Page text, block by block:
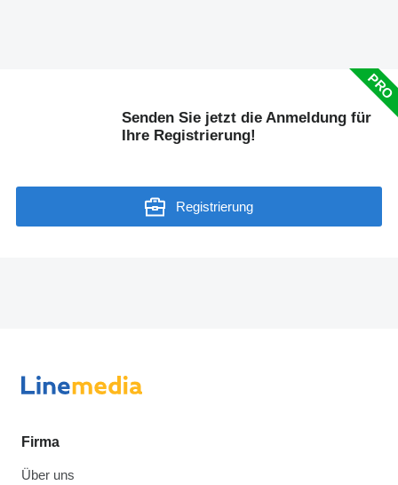
Senden Sie jetzt die Anmeldung für
Ihre Registrierung!
Registrierung
Firma
Über uns